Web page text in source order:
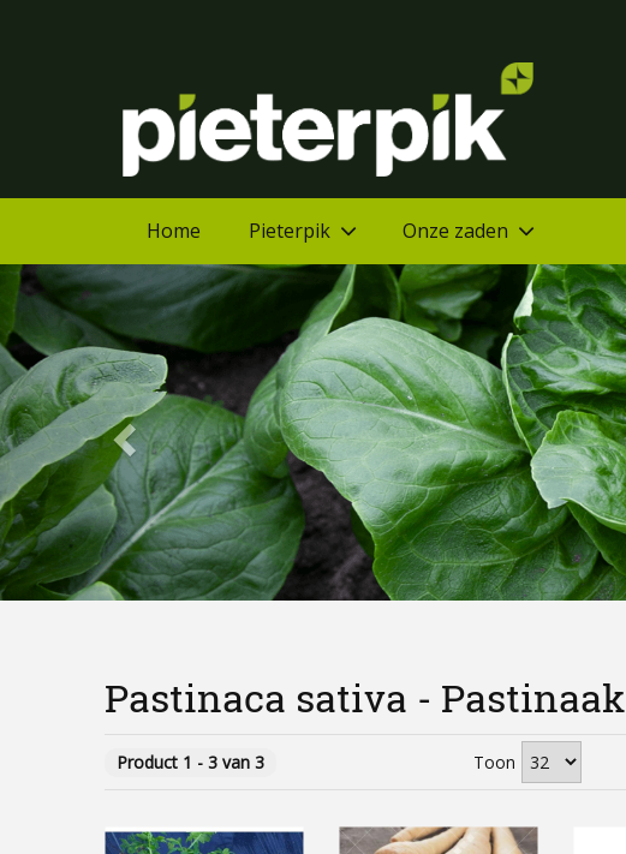
Home Pieterpik Onze zaden
Pastinaca sativa - Pastinaak
Product 1 - 3 van 3 Toon